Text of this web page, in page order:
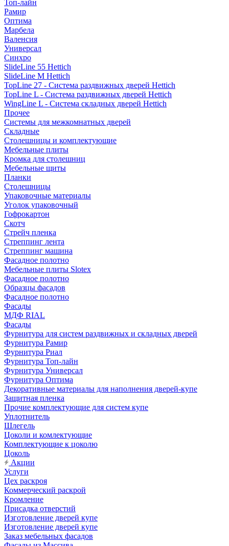
Топ-лайн
Рамир
Оптима
Марбела
Валенсия
Универсал
Синхро
SlideLine 55 Hettich
SlideLine M Hettich
TopLine 27 - Система раздвижных дверей Hettich
TopLine L - Система раздвижных дверей Hettich
WingLine L - Система складных дверей Hettich
Прочее
Системы для межкомнатных дверей
Складные
Столешницы и комплектующие
Мебельные плиты
Кромка для столешниц
Мебельные щиты
Планки
Столешницы
Упаковочные материалы
Уголок упаковочный
Гофрокартон
Скотч
Стрейч пленка
Стреппинг лента
Стреппинг машина
Фасадное полотно
Мебельные плиты Slotex
Фасадное полотно
Образцы фасадов
Фасадное полотно
Фасады
МДФ RIAL
Фасады
Фурнитура для систем раздвижных и складных дверей
Фурнитура Рамир
Фурнитура Риал
Фурнитура Топ-лайн
Фурнитура Универсал
Фурнитура Оптима
Декоративные материалы для наполнения дверей-купе
Защитная пленка
Прочие комплектующие для систем купе
Уплотнитель
Шлегель
Цоколи и комлектующие
Комплектующие к цоколю
Цоколь
Акции
Услуги
Цех раскроя
Коммерческий раскрой
Кромление
Присадка отверстий
Изготовление дверей купе
Изготовление дверей купе
Заказ мебельных фасадов